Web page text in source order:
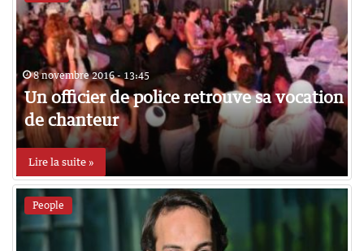
8 novembre 2016 - 13:45
Un officier de police retrouve sa vocation
de chanteur
Lire la suite »
People